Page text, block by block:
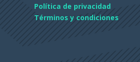
Política de privacidad
Términos y condiciones